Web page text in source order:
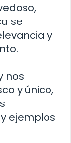
se
y
nos
y único,
ejemplos